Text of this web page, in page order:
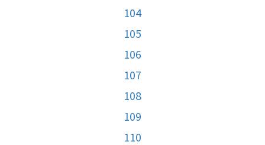
104
105
106
107
108
109
110